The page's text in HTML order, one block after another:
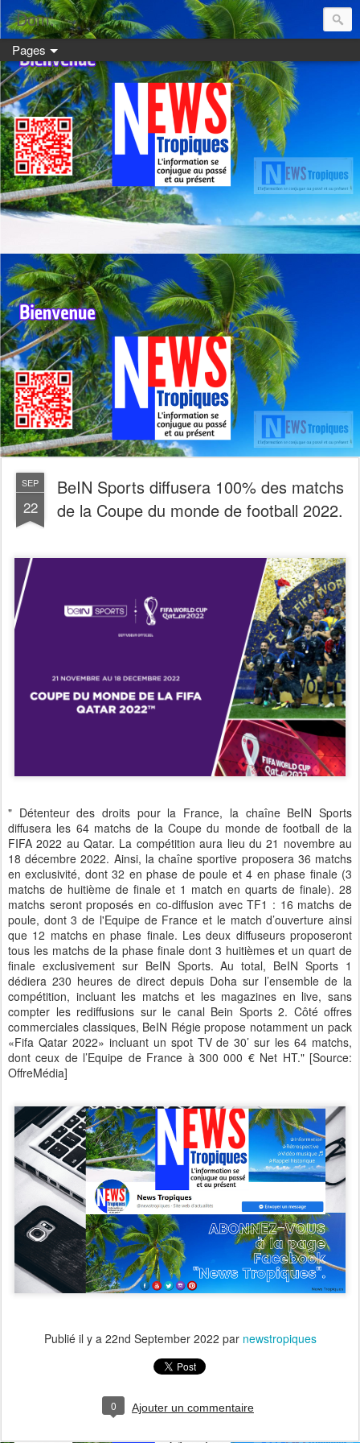
Dom:
Pages
SEP
22
BeIN Sports diffusera 100% des matchs
de la Coupe du monde de football 2022.
" Détenteur des droits pour la France, la chaîne BeIN Sports
diffusera les 64 matchs de la Coupe du monde de football de la
FIFA 2022 au Qatar. La compétition aura lieu du 21 novembre au
18 décembre 2022. Ainsi, la chaîne sportive proposera 36 matchs
en exclusivité, dont 32 en phase de poule et 4 en phase finale (3
matchs de huitième de finale et 1 match en quarts de finale). 28
matchs seront proposés en co-diffusion avec TF1 : 16 matchs de
poule, dont 3 de l'Equipe de France et le match d’ouverture ainsi
que 12 matchs en phase finale. Les deux diffuseurs proposeront
tous les matchs de la phase finale dont 3 huitièmes et un quart de
finale exclusivement sur BeIN Sports. Au total, BeIN Sports 1
dédiera 230 heures de direct depuis Doha sur l’ensemble de la
compétition, incluant les matchs et les magazines en live, sans
compter les rediffusions sur le canal Bein Sports 2. Côté offres
commerciales classiques, BeIN Régie propose notamment un pack
«Fifa Qatar 2022» incluant un spot TV de 30’ sur les 64 matchs,
dont ceux de l’Equipe de France à 300 000 € Net HT." [Source:
OffreMédia]
Publié il y a 22nd September 2022 par newstropiques
0 Ajouter un commentaire